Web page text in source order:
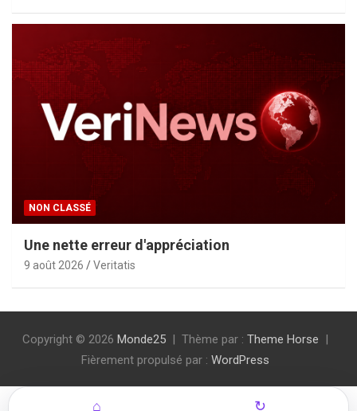
NON CLASSÉ
Une nette erreur d'appréciation
9 août 2026 Veritatis
Copyright © 2026 Monde25 Thème par : Theme Horse
Fièrement propulsé par : WordPress
⌂ ↻